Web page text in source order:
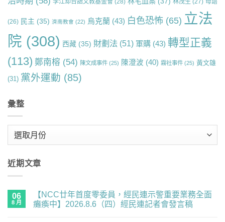
(26) 民主 (35) 濟南教會 (22) 烏克蘭 (43) 白色恐怖 (65) 立法
院 (308) 西藏 (35) 財劃法 (51) 軍購 (43) 轉型正義
(113) 鄭南榕 (54) 陳文成事件 (25) 陳澄波 (40) 霧社事件 (25) 黃文雄
(31) 黨外運動 (85)
彙整
近期文章
06
8 月
【NCC廿年首度零委員，經民連示警重要業務全面
癱瘓中】2026.8.6（四）經民連記者會發言稿